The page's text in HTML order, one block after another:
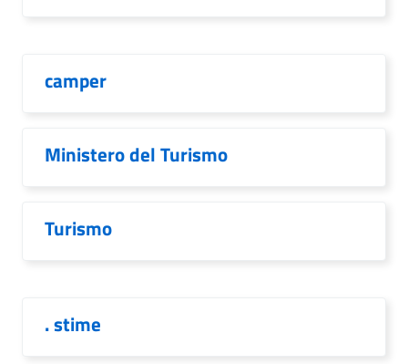
camper
Ministero del Turismo
Turismo
. stime